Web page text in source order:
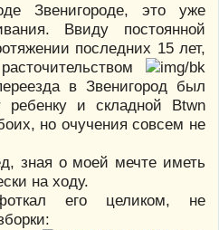
Звенигороде, это уже
Ввиду постоянной
последних 15 лет,
в Звенигород был
и складной Btwn
но очучения совсем не
зная о моей мечте иметь
на ходу.
его целиком, не